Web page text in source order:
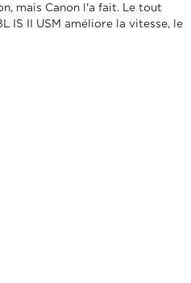
mais Canon l'a fait. Le tout
IS II USM améliore la vitesse, le